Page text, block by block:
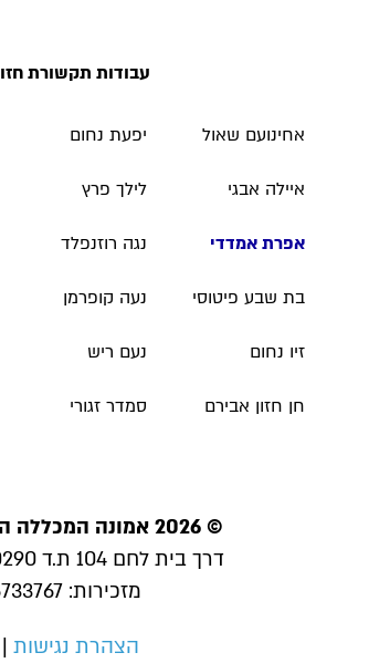
עבודות תקשורת
אחינועם שאול
איילה אבגי
אפרת אמדדי
בת שבע פיטוסי
זיו נחום
חן חזון אבירם
יפעת נחום
לילך פרץ
נגה רוזנפלד
נעה קופרמן
נעם ריש
סמדר זגורי
© 2026 אמונה המכללה האקדמית לאמנויות ועיצוב
דרך בית לחם 104 ת.ד 10290 תלפיות, ירושלים 91102.
מזכירות: 02-6733767 שלוחה 101
הצהרת נגישות |